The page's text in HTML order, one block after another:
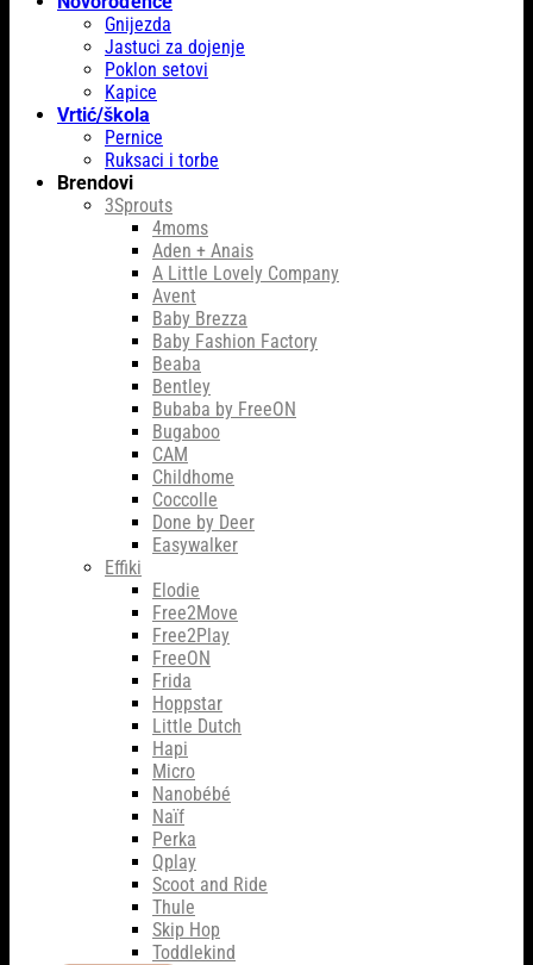
Gnijezda
Jastuci za dojenje
Poklon setovi
Kapice
Vrtić/škola
Pernice
Ruksaci i torbe
Brendovi
3Sprouts
4moms
Aden + Anais
A Little Lovely Company
Avent
Baby Brezza
Baby Fashion Factory
Beaba
Bentley
Bubaba by FreeON
Bugaboo
CAM
Childhome
Coccolle
Done by Deer
Easywalker
Effiki
Elodie
Free2Move
Free2Play
FreeON
Frida
Hoppstar
Little Dutch
Hapi
Micro
Nanobébé
Naïf
Perka
Qplay
Scoot and Ride
Thule
Skip Hop
Toddlekind